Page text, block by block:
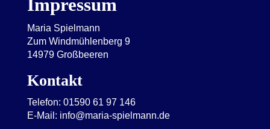
Impressum
Maria Spielmann
Zum Windmühlenberg 9
14979 Großbeeren
Kontakt
Telefon: 01590 61 97 146
E-Mail: info@maria-spielmann.de